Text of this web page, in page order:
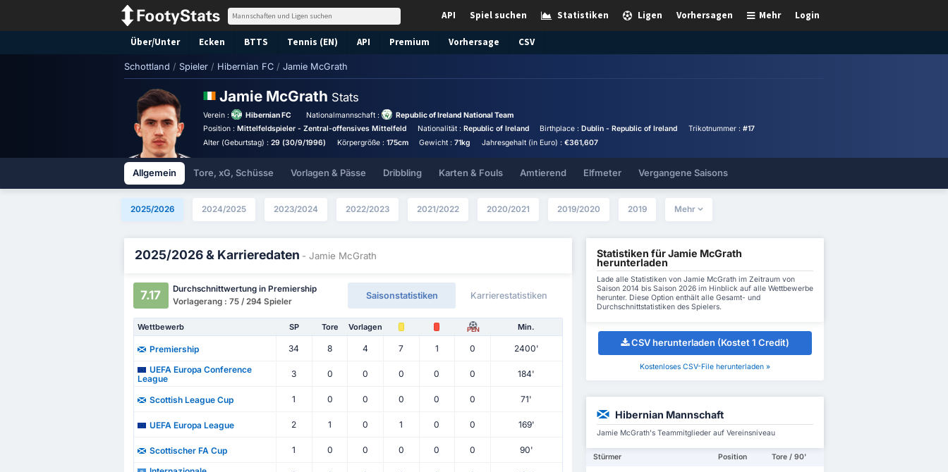
Login
Mehr
Vorhersagen
Ligen
Statistiken
Spiel suchen
API
Über/Unter Ecken BTTS Tennis (EN) API Premium Vorhersage CSV
Schottland / Spieler / Hibernian FC / Jamie McGrath
Jamie McGrath Stats
Verein : Hibernian FC Nationalmannschaft :
Republic of Ireland National Team
Position :Mittelfeldspieler - Zentral-offensives Mittelfeld Nationalität : Republic of Ireland Birthplace :Dublin - Republic of Ireland Trikotnummer : #17
Alter (Geburtstag) :29 (30/9/1996) Körpergröße : 175cm Gewicht :71kg Jahresgehalt (in Euro) : €361,607
Allgemein Tore, xG, Schüsse Vorlagen & Pässe Dribbling Karten & Fouls Amtierend Elfmeter Vergangene Saisons
2025/2026 2024/2025 2023/2024 2022/2023 2021/2022 2020/2021 2019/2020 2019 Mehr
2025/2026 & Karrieredaten - Jamie McGrath
7.17
Durchschnittwertung in Premiership
Vorlagerang : 75 / 294 Spieler
Saisonstatistiken Karrierestatistiken
Wettbewerb SP Tore Vorlagen PEN Min.
Premiership 34 8 4 7 1 0
2400'
UEFA Europa Conference
League
3 0 0 0 0 0 184'
Scottish League Cup 1 0 0 0 0 0 71'
UEFA Europa League 2 1 0 1 0 0 169'
Scottischer FA Cup 1 0 0 0 0 0
90'
Statistiken für Jamie McGrath
herunterladen
Lade alle Statistiken von Jamie McGrath im Zeitraum von
Saison 2014 bis Saison 2026 im Hinblick auf alle Wettbewerbe
herunter. Diese Option enthält alle Gesamt- und
Durchschnittstatistiken des Spielers.
CSV herunterladen (Kostet 1 Credit)
Kostenloses CSV-File herunterladen »
Hibernian Mannschaft
Jamie McGrath's Teammitglieder auf Vereinsniveau
Stürmer Position Tore / 90'